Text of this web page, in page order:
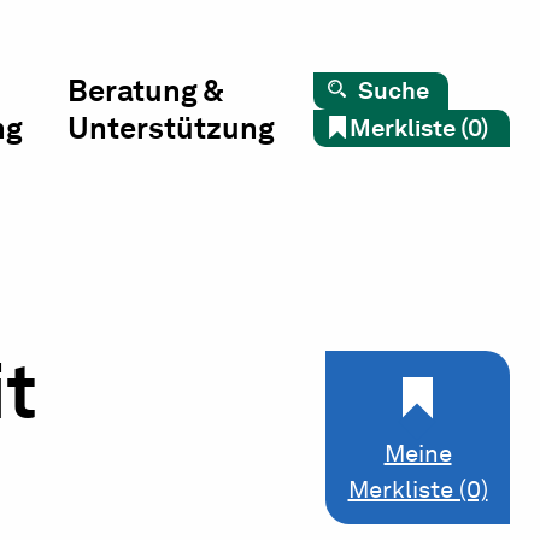
Beratung &
Unterstützung
Suche
Merkliste (0)
Meine
Merkliste (0)